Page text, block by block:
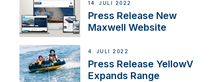
14. JULI 2022
Press Release New
Maxwell Website
4. JULI 2022
Press Release YellowV
Expands Range